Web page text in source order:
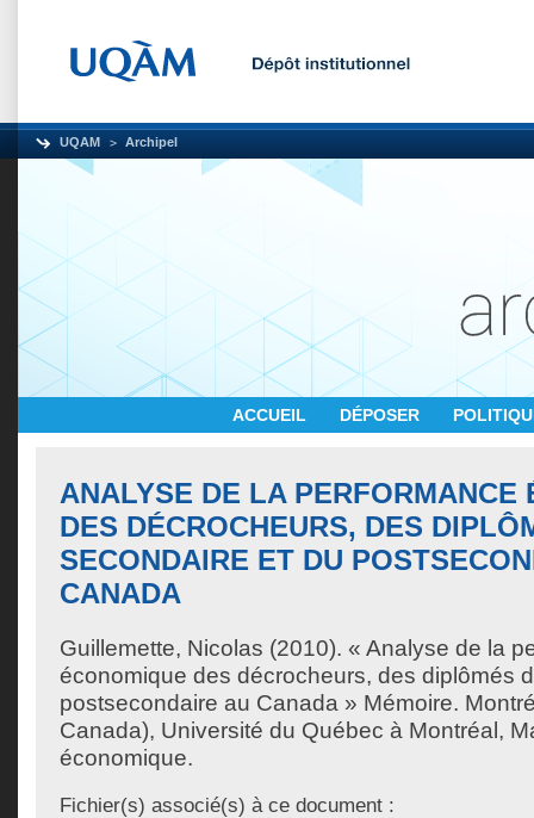
UQAM Archipel
ACCUEIL DÉPOSER
ANALYSE DE LA PERFORMANCE
DES DÉCROCHEURS, DES
SECONDAIRE ET DU
CANADA
Guillemette, Nicolas (2010). « Analyse de la
économique des décrocheurs, des diplômés
postsecondaire au Canada » Mémoire.
Canada), Université du Québec à Montréal,
économique.
Fichier(s) associé(s) à ce document :